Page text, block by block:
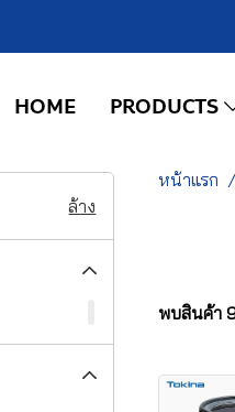
HOME PRODUCTS
หน้าแรก
พบสินค้า
ล้าง